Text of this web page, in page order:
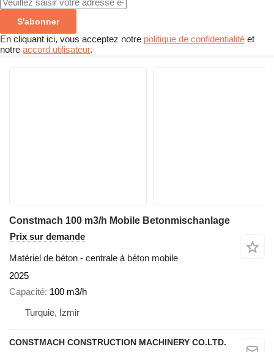
S'abonner
En cliquant ici, vous acceptez notre politique de confidentialité et
notre accord utilisateur.
Constmach 100 m3/h Mobile Betonmischanlage
Prix sur demande
Matériel de béton - centrale à béton mobile
2025
Capacité 100 m3/h
Turquie, İzmir
CONSTMACH CONSTRUCTION MACHINERY CO.LTD.